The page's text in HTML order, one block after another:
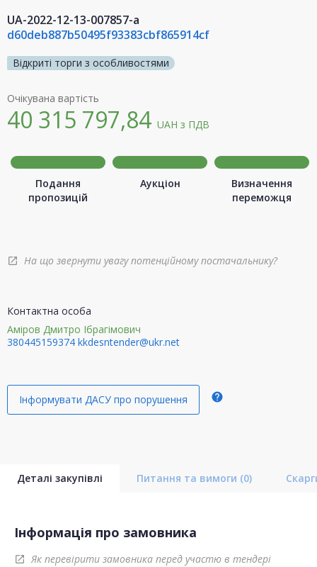
UA-2022-12-13-007857-a
d60deb887b50495f93383cbf865914cf
Відкриті торги з особливостями
Очікувана вартість
40 315 797,84 UAH з ПДВ
Подання
пропозицій
Аукціон
Визначення
переможця
open_in_new На що звернути увагу потенційному постачальнику?
Контактна особа
Аміров Дмитро Ібрагімович
380445159374 kkdesntender@ukr.net
Інформувати ДАСУ про порушення help
Деталі закупівлі Питання та вимоги (0)
Інформація про замовника
open_in_new Як перевірити замовника перед участю в тендері